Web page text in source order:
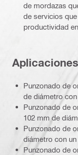
de mordazas
de servicios
productividad
Aplicaciones
Punzonado de
de diámetro
Punzonado de
102 mm de
Punzonado de
diámetro con
Punzonado de